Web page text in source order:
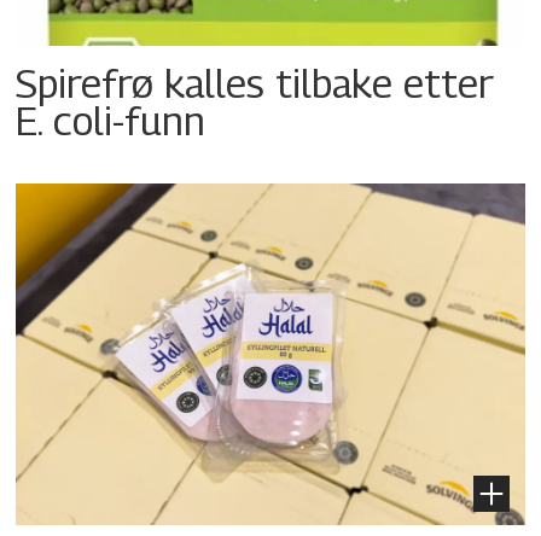
Spirefrø kalles tilbake etter
E. coli-funn